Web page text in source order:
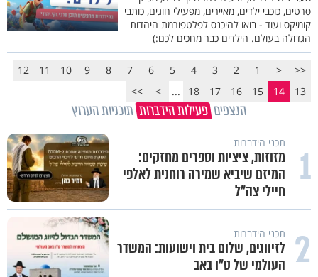
סרטים, כוכבי ילדים, מאיירים, מפעילי חוגים, כותבי
קומיקס ועוד - בואו להיכנס לפלטפורמת היהדות
הגדולה בעולם. הילדים כבר מחכים לכם:)
<<
<
1
2
3
4
5
6
7
8
9
10
11
12
13
14
15
16
17
18
...
>
>>
הנצפים פעילות הידברות תוכניות הערוץ
1 תכני הידברות
מזוזות, ציציות וספרים מחזקים:
המיזם שיביא שמירה רוחנית לאלפי
חיילי צה"ל
2 תכני הידברות
לזיווגים, שלום בית וישועות: המשדר
העולמי של ט"ו באב